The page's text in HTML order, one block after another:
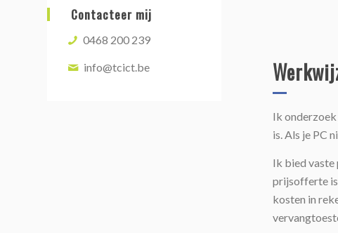
Contacteer mij
0468 200 239
info@tcict.be
Ik
is. Als je PC
Ik bied vaste
prijsofferte is
kosten in